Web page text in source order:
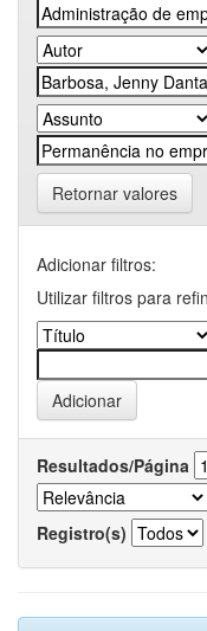
Retornar valores
Adicionar filtros:
Utilizar filtros para
Resultados/Página
Registro(s)